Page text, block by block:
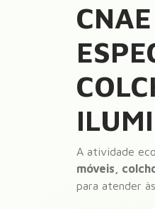
CNAE
A atividade
móveis,
para atender